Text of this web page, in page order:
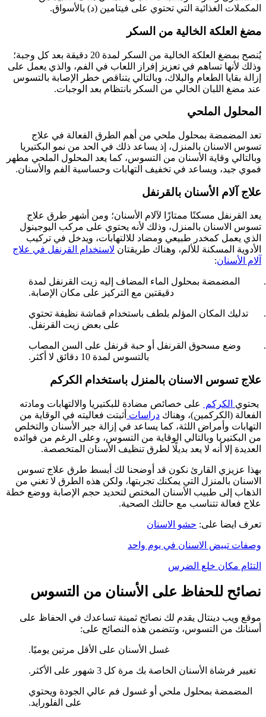
المكملات الغذائية التي تحتوي على فيتامين (د) بالأسواق.
مضغ العلكة الخالية من السكر
يُنصح بمضغ العلكة الخالية من السكر لمدة 20 دقيقة بعد كل وجبة؛
وذلك لأنها تساهم في تعزيز إفراز اللعاب في الفم، والذي يعمل على
إزالة بقايا الطعام والبلاك، وبالتالي يتناقص خطر الإصابة بالتسوس
عند مضغ اللبان الخالي من السكر بانتظام بعد الوجبات.
المحلول الملحي
تعد المضمضة بمحلول ملحي من أهم الطرق الفعالة في علاج
تسوس الاسنان بالمنزل، إذ يساعد ذلك في الحد من نمو البكتيريا
وبالتالي وقاية الأسنان من التسوس، كما يعد المحلول الملحي مطهر
فموي جيد، ويساعد في تخفيف التهابات وحساسية الفم والأسنان.
علاج آلام الأسنان بالقرنفل
يعد القرنفل مسكنًا ممتازًا لآلام الأسنان؛ ومن أشهر طرق علاج
تسوس الاسنان بالمنزل، وذلك لأنه يحتوي على مركب اليوجينول
الذي يعمل كمخدر طبيعي ومضاد للالتهابات، ويدخل في تركيب
الأدوية المسكنة للألم، وهناك طريقتان لاستخدام القرنفل في علاج
آلام الأسنان:
المضمضة بمحلول الماء المضاف إليه زيت القرنفل لمدة
دقيقتين مع التركيز على مكان الإصابة.
تدليك المكان المؤلم بلطف باستخدام قماشة نظيفة تحتوي
على بعض زيت القرنفل.
وضع مسحوق القرنفل أو حبة قرنفل على السن المصاب
بالتسوس لمدة 10 دقائق لا أكثر.
علاج تسوس الاسنان بالمنزل باستخدام الكركم
يحتوي الكركم
على خصائص مضادة للبكتيريا والالتهابات ومادته
الفعالة (الكركمين)، وهناك دراسات أثبتت فعاليته في الوقاية من
التهابات وأمراض اللثة، كما يساعد في إزالة جير الأسنان والتخلص
من البكتيريا وبالتالي الوقاية من التسوس، وعلى الرغم من فوائده
العديدة إلا أنه لا يعد بديلًا لطرق تنظيف الأسنان المتخصصة.
بهذا عزيزي القارئ نكون قد أوضحنا لك أبسط طرق علاج تسوس
الاسنان بالمنزل التي يمكنك تجربتها، ولكن هذه الطرق لا تغني من
الذهاب إلى طبيب الأسنان المختص لتحديد حجم الإصابة ووضع خطة
علاج فعالة تتناسب مع حالتك الصحية.
تعرف ايضا على: حشو الاسنان
وصفات تبيض الاسنان في يوم واحد
التئام مكان خلع الضرس
نصائح للحفاظ على الأسنان من التسوس
موقع ويب دينتال يقدم لك نصائح ثمينة تساعدك في الحفاظ على
أسنانك من التسوس، وتتضمن هذه النصائح على:
غسل الأسنان على الأقل مرتين يوميًا.
تغيير فرشاة الأسنان الخاصة بك مرة كل 3 شهور على الأكثر.
المضمضة بمحلول ملحي أو غسول فم عالي الجودة ويحتوي
على الفلورايد.